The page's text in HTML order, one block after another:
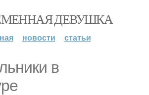
ДЕВУШКА
новости статьи
в